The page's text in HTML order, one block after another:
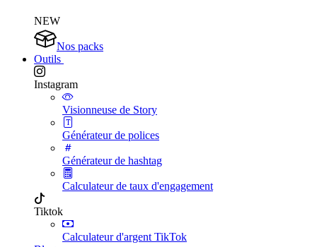
NEW
Nos packs
Outils
Instagram
Visionneuse de Story
Générateur de polices
Générateur de hashtag
Calculateur de taux d'engagement
Tiktok
Calculateur d'argent TikTok